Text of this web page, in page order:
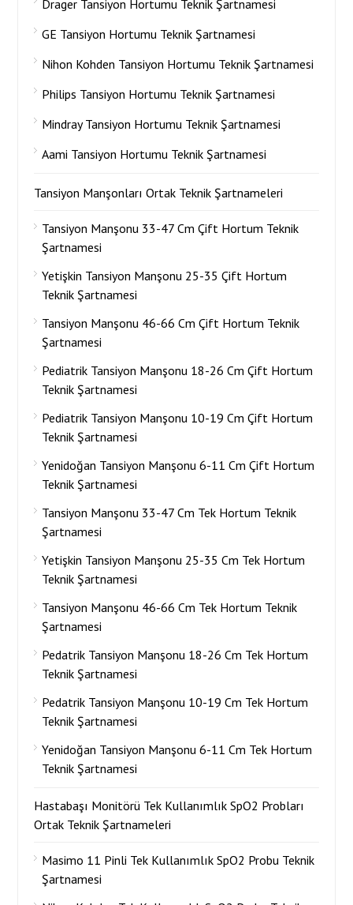
Drager Tansiyon Hortumu Teknik Şartnamesi
GE Tansiyon Hortumu Teknik Şartnamesi
Nihon Kohden Tansiyon Hortumu Teknik Şartnamesi
Philips Tansiyon Hortumu Teknik Şartnamesi
Mindray Tansiyon Hortumu Teknik Şartnamesi
Aami Tansiyon Hortumu Teknik Şartnamesi
Tansiyon Manşonları Ortak Teknik Şartnameleri
Tansiyon Manşonu 33-47 Cm Çift Hortum Teknik
Şartnamesi
Yetişkin Tansiyon Manşonu 25-35 Çift Hortum
Teknik Şartnamesi
Tansiyon Manşonu 46-66 Cm Çift Hortum Teknik
Şartnamesi
Pediatrik Tansiyon Manşonu 18-26 Cm Çift Hortum
Teknik Şartnamesi
Pediatrik Tansiyon Manşonu 10-19 Cm Çift Hortum
Teknik Şartnamesi
Yenidoğan Tansiyon Manşonu 6-11 Cm Çift Hortum
Teknik Şartnamesi
Tansiyon Manşonu 33-47 Cm Tek Hortum Teknik
Şartnamesi
Yetişkin Tansiyon Manşonu 25-35 Cm Tek Hortum
Teknik Şartnamesi
Tansiyon Manşonu 46-66 Cm Tek Hortum Teknik
Şartnamesi
Pedatrik Tansiyon Manşonu 18-26 Cm Tek Hortum
Teknik Şartnamesi
Pedatrik Tansiyon Manşonu 10-19 Cm Tek Hortum
Teknik Şartnamesi
Yenidoğan Tansiyon Manşonu 6-11 Cm Tek Hortum
Teknik Şartnamesi
Hastabaşı Monitörü Tek Kullanımlık SpO2 Probları
Ortak Teknik Şartnameleri
Masimo 11 Pinli Tek Kullanımlık SpO2 Probu Teknik
Şartnamesi